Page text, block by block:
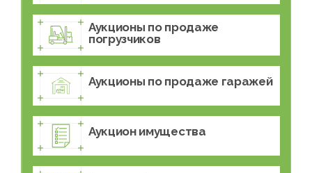
Аукционы по продаже
погрузчиков
Аукционы по продаже гаражей
Аукцион имущества